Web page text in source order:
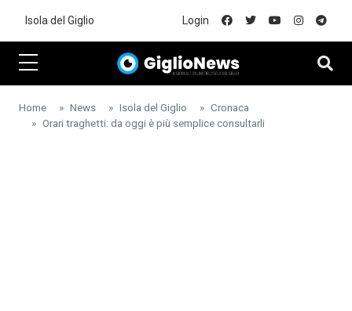
Isola del Giglio Login
Home News Isola del Giglio
Cronaca
Orari traghetti: da oggi è più semplice consultarli